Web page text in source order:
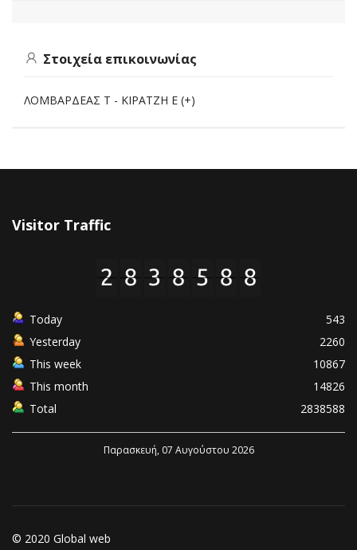
Στοιχεία επικοινωνίας
ΛΟΜΒΑΡΔΕΑΣ Τ - ΚΙΡΑΤΖΗ Ε (+)
Visitor Traffic
Today
543
Yesterday
2260
This week
10867
This month
14826
Total
2838588
Παρασκευή, 07 Αυγούστου 2026
© 2020 Global web